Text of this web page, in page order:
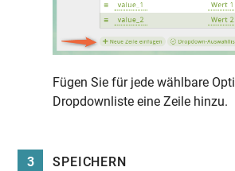
Fügen Sie für jede wählbare
Dropdownliste eine Zeile hinzu.
3 SPEICHERN